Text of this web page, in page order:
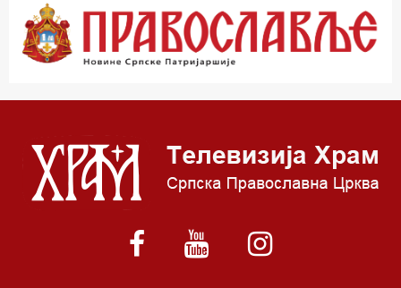
00.03 Црквена предавања и трибине
01.03 Живе речи - подкаст
*најважније вести емитујемо на сваки пун сат